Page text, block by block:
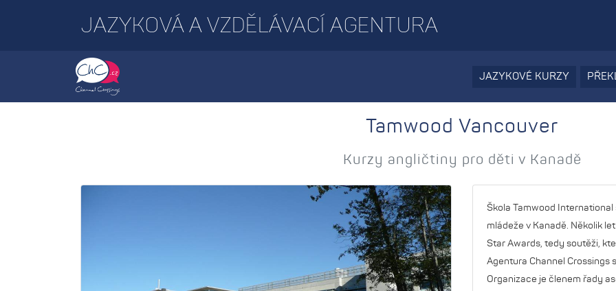
JAZYKOVÁ A VZDĚLÁVACÍ AGENTURA
JAZYKOVÉ KURZY
Tamwood Vancouver
Kurzy angličtiny pro děti v Kanadě
Škola Tamwood
mládeže v Kanadě. Několik
Star Awards, tedy soutěži,
Agentura Channel Crossings
Organizace je členem řady